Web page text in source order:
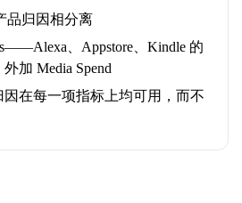
品归因相分离
、Appstore、Kindle 的
加 Media Spend
因在每一项指标上均可用，而不